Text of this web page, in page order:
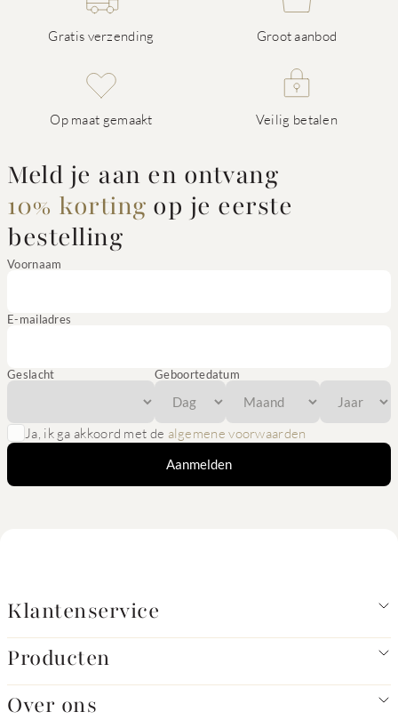
Gratis verzending Groot aanbod
Op maat gemaakt Veilig betalen
Meld je aan en ontvang
10% korting op je eerste
bestelling
Voornaam
E-mailadres
Geslacht Geboortedatum
Ja, ik ga akkoord met de algemene voorwaarden
Aanmelden
Klantenservice
Producten
Over ons